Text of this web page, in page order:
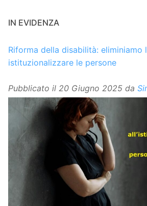
IN EVIDENZA
Riforma della disabilità: eliminiamo
istituzionalizzare le persone
Pubblicato il 20 Giugno 2025 da